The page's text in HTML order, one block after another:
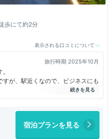
歩にて約2分
表示される口コミについて
旅行時期 2025年10月
が、駅近くなので、ビジネスにも
す。少しスタイリッシュな感じが
で居心地が良く、ゆっくりと休め
宿泊プランを見る